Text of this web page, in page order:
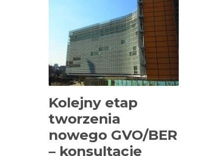
Kolejny etap
tworzenia
nowego GVO/BER
– konsultacje